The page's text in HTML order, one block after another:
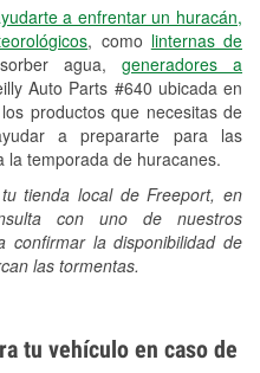
a enfrentar un huracán,
, como linternas de
agua, generadores a
Auto Parts #640 ubicada en
productos que necesitas de
a prepararte para las
la temporada de huracanes.
tienda local de Freeport, en
con uno de nuestros
confirmar la disponibilidad de
las tormentas.
tu vehículo en caso de